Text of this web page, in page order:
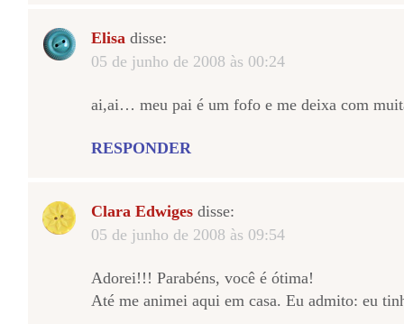
Elisa disse:
05 de junho de 2008 às 00:24
ai,ai… meu pai é um fofo e me deixa com
RESPONDER
Clara Edwiges disse:
05 de junho de 2008 às 09:54
Adorei!!! Parabéns, você é ótima!
Até me animei aqui em casa. Eu admito: eu